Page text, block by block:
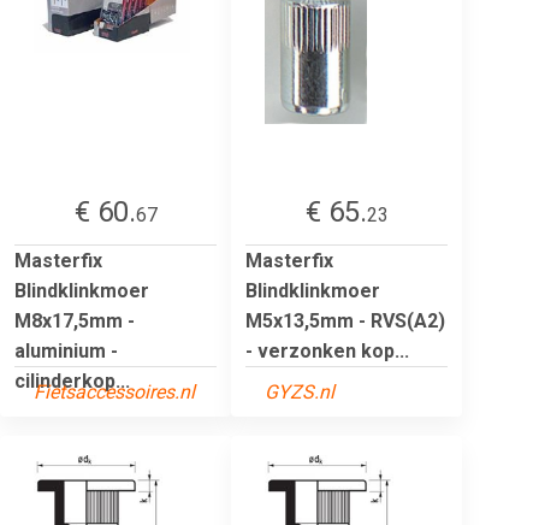
€ 60.67
Masterfix
Blindklinkmoer
M8x17,5mm -
aluminium -
cilinderkop...
Fietsaccessoires.nl
€ 65.23
Masterfix
Blindklinkmoer
M5x13,5mm - RVS(A2)
- verzonken kop...
GYZS.nl